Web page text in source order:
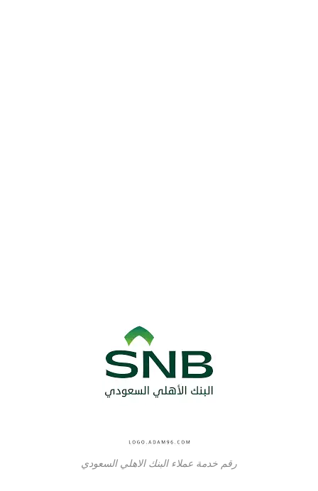
رقم خدمة عملاء البنك الاهلي السعودي